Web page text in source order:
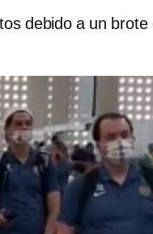
debido a un brote